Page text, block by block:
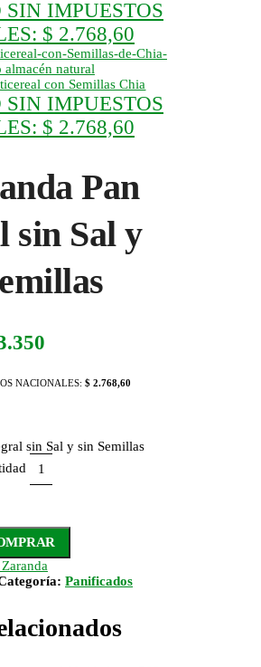
SIN IMPUESTOS
$ 2.768,60
con Semillas Chia
SIN IMPUESTOS
$ 2.768,60
Pan
sin Sal y
NACIONALES:$ 2.768,60
sin Sal y sin Semillas
Panificados